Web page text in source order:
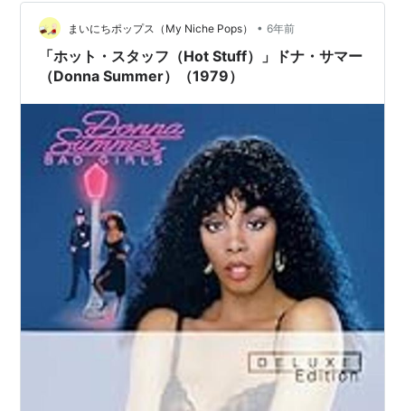
まいにちポップス（My Niche Pops） • 6年前
「ホット・スタッフ（Hot Stuff）」ドナ・サマー
（Donna Summer）（1979）